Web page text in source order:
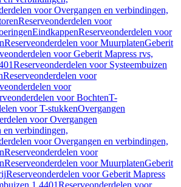
voor Overgangen en verbindingen,
Reserveonderdelen voor
EindkappenReserveonderdelen voor
Reserveonderdelen voor MuurplatenGeberit
voor Geberit Mapress rvs,
Reserveonderdelen voor Systeembuizen
Reserveonderdelen voor
voor
voor BochtenT-
voor T-stukkenOvergangen
voor Overgangen
en verbindingen,
voor Overgangen en verbindingen,
Reserveonderdelen voor
Reserveonderdelen voor MuurplatenGeberit
Reserveonderdelen voor Geberit Mapress
1.4401Reserveonderdelen voor